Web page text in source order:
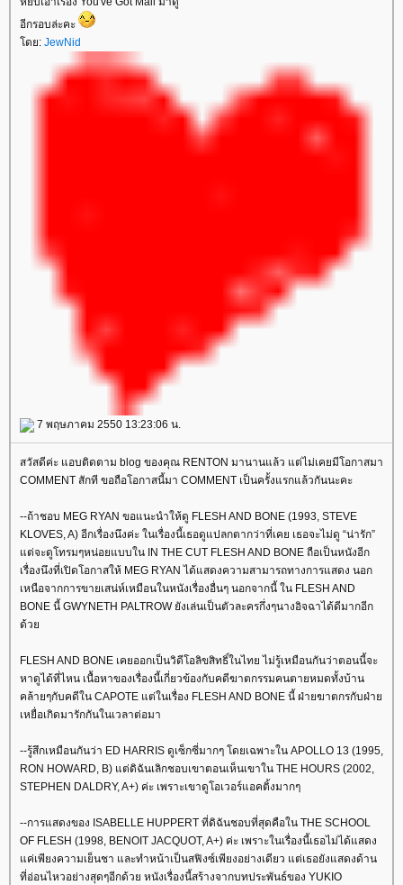
อีกรอบล่ะคะ
ดย: JewNid
7 พฤษภาคม 2550 13:23:06 น.
สวัสดีค่ะ แอบติดตาม blog ของคุณ RENTON มานานแล้ว แต่ไม่เคยมีโอกาสมา
COMMENT สักที ขอถือโอกาสนี้มา COMMENT เป็นครั้งแรกแล้วกันนะคะ
--ถ้าชอบ MEG RYAN ขอแนะนำให้ดู FLESH AND BONE (1993, STEVE
KLOVES, A) อีกเรื่องนึงค่ะ ในเรื่องนี้เธอดูแปลกตากว่าที่เคย เธอจะไม่ดู “น่ารัก”
ต่จะดูโทรมๆหน่อยแบบใน IN THE CUT FLESH AND BONE ถือเป็นหนังอีก
เรื่องนึงที่เปิดโอกาสให้ MEG RYAN ได้แสดงความสามารถทางการแสดง นอก
เหนือจากการขายเสน่ห์เหมือนในหนังเรื่องอื่นๆ นอกจากนี้ ใน FLESH AND
BONE นี้ GWYNETH PALTROW ยังเล่นเป็นตัวละครกึ่งๆนางอิจฉาได้ดีมากอีก
ด้ว
FLESH AND BONE เคยออกเป็นวิดีโอลิขสิทธิ์ในไทย ไม่รู้เหมือนกันว่าตอนนี้จะ
หาดูได้ที่ไหน เนื้อหาของเรื่องนี้เกี่ยวข้องกับคดีฆาตกรรมคนตายหมดทั้งบ้าน
คล้ายๆกับคดีใน CAPOTE แต่ในเรื่อง FLESH AND BONE นี้ ฝ่ายฆาตกรกับฝ่า
เหยื่อเกิดมารักกันในเวลาต่อมา
--รู้สึกเหมือนกันว่า ED HARRIS ดูเซ็กซี่มากๆ โดยเฉพาะใน APOLLO 13 (1995,
RON HOWARD, B) แต่ดิฉันเลิกชอบเขาตอนเห็นเขาใน THE HOURS (2002,
STEPHEN DALDRY, A+) ค่ะ เพราะเขาดูโอเวอร์แอคติ้งมากๆ
--การแสดงของ ISABELLE HUPPERT ที่ดิฉันชอบที่สุดคือใน THE SCHOOL
OF FLESH (1998, BENOIT JACQUOT, A+) ค่ะ เพราะในเรื่องนี้เธอไม่ได้แสดง
ค่เพียงความเย็นชา และทำหน้าเป็นสฟิงซ์เพียงอย่างเดียว แต่เธอยังแสดงด้าน
ที่อ่อนไหวอย่างสุดๆอีกด้วย หนังเรื่องนี้สร้างจากบทประพันธ์ของ YUKIO